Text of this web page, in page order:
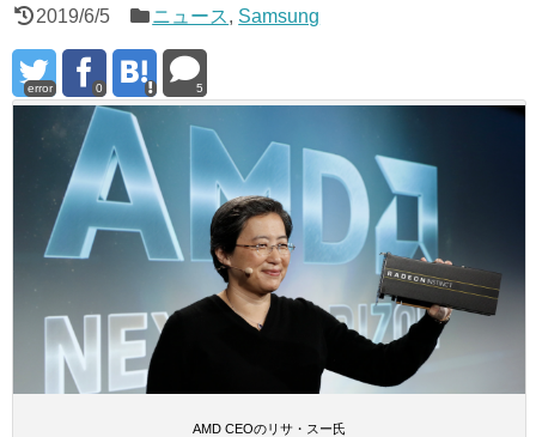
2019/6/5 ニュース, Samsung
error 0 5
AMD CEOのリサ・スー氏